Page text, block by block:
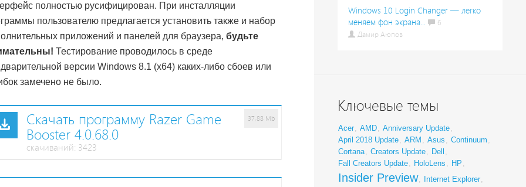
полностью русифицирован. При инсталляции
пользователю предлагается установить также и набор
приложений и панелей для браузера,будьте
Тестирование проводилось в среде
версии Windows 8.1 (x64) каких-либо сбоев или
замечено не было.
Скачать программу Razer Game
Booster 4.0.68.0
cкачиваний: 3423
37,88 Mb
Windows 10 Login Changer — легко
меняем фон экрана...
6
Дамир Аюпов
Ключевые темы
Acer, AMD, Anniversary Update,
April 2018 Update, ARM , Asus , Continuum ,
Cortana, Creators Update, Dell ,
Fall Creators Update, HoloLens , HP ,
Insider Preview, Internet Explorer,